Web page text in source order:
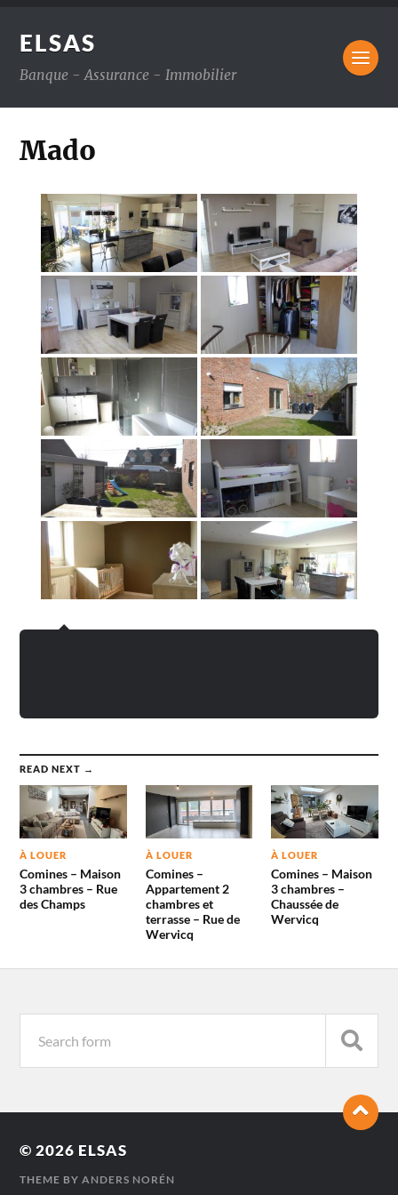
ELSAS
Banque - Assurance - Immobilier
Mado
READ NEXT →
À LOUER
Comines – Maison
3 chambres – Rue
des Champs
À LOUER
Comines –
Appartement 2
chambres et
terrasse – Rue de
Wervicq
À LOUER
Comines – Maison
3 chambres –
Chaussée de
Wervicq
© 2026 ELSAS
THEME BYANDERS NORÉN